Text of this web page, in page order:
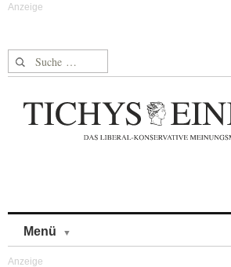
Suche nach:
Menü